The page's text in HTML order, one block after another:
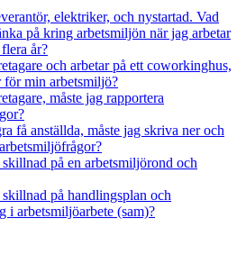
elektriker, och nystartad. Vad
på kring arbetsmiljön när jag arbetar
år?
och arbetar på ett coworkinghus,
för min arbetsmiljö?
måste jag rapportera
få anställda, måste jag skriva ner och
på en arbetsmiljörond och
på handlingsplan och
i arbetsmiljöarbete (sam)?